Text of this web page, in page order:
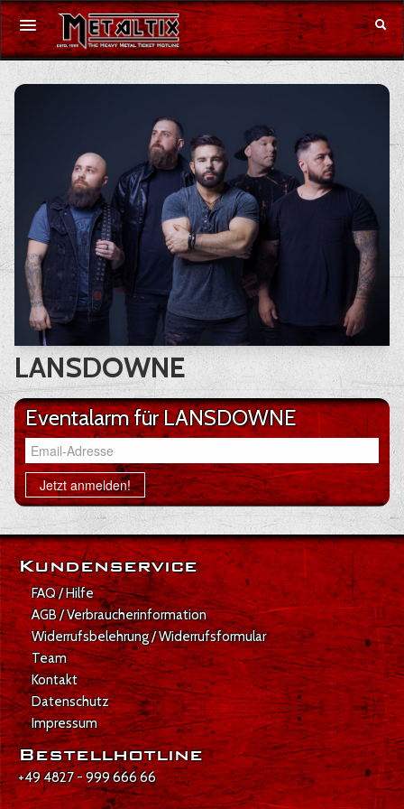
Konzerte
Festivals
Gutschein
Merchandise
DE| EN
Anmelden
LANSDOWNE
Eventalarm für LANSDOWNE
Email-Adresse
Jetzt anmelden!
Kundenservice
FAQ / Hilfe
AGB / Verbraucherinformation
Widerrufsbelehrung / Widerrufsformular
Team
Kontakt
Datenschutz
Impressum
Bestellhotline
+49 4827 - 999 666 66